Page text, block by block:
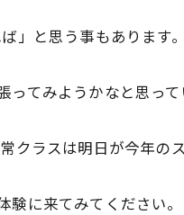
」と思う事もあります
てみようかなと思っ
クラスは明日が今年の
験に来てみてください